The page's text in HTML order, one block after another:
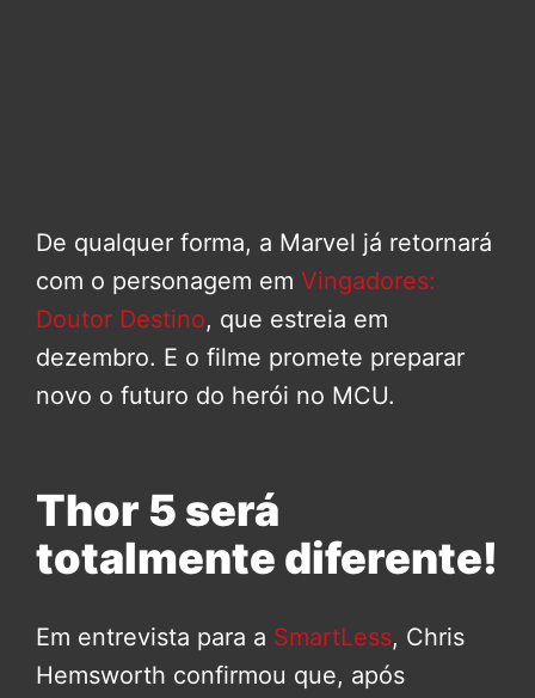
De qualquer forma, a Marvel já retornará
com o personagem em Vingadores:
Doutor Destino, que estreia em
dezembro. E o filme promete preparar
novo o futuro do herói no MCU.
Thor 5 será
totalmente diferente!
Em entrevista para a SmartLess, Chris
Hemsworth confirmou que, após